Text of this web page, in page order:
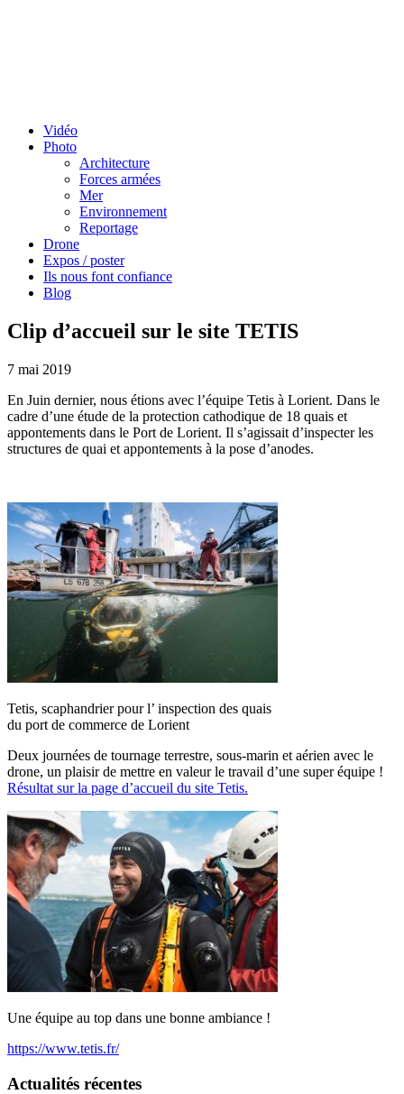
Vidéo
Photo
Architecture
Forces armées
Mer
Environnement
Reportage
Drone
Expos / poster
Ils nous font confiance
Blog
Clip d’accueil sur le site TETIS
7 mai 2019
En Juin dernier, nous étions avec l’équipe Tetis à Lorient. Dans le
cadre d’une étude de la protection cathodique de 18 quais et
appontements dans le Port de Lorient. Il s’agissait d’inspecter les
structures de quai et appontements à la pose d’anodes.
Tetis, scaphandrier pour l’ inspection des quais
du port de commerce de Lorient
Deux journées de tournage terrestre, sous-marin et aérien avec le
drone, un plaisir de mettre en valeur le travail d’une super équipe !
Résultat sur la page d’accueil du site Tetis.
Une équipe au top dans une bonne ambiance !
https://www.tetis.fr/
Actualités récentes